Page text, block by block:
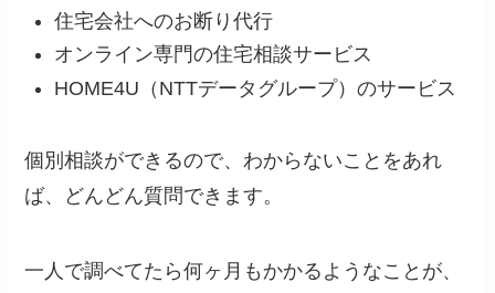
住宅会社へのお断り代行
オンライン専門の住宅相談サービス
HOME4U（NTTデータグループ）のサービス
個別相談ができるので、わからないことをあれ
ば、どんどん質問できます。
一人で調べてたら何ヶ月もかかるようなことが、